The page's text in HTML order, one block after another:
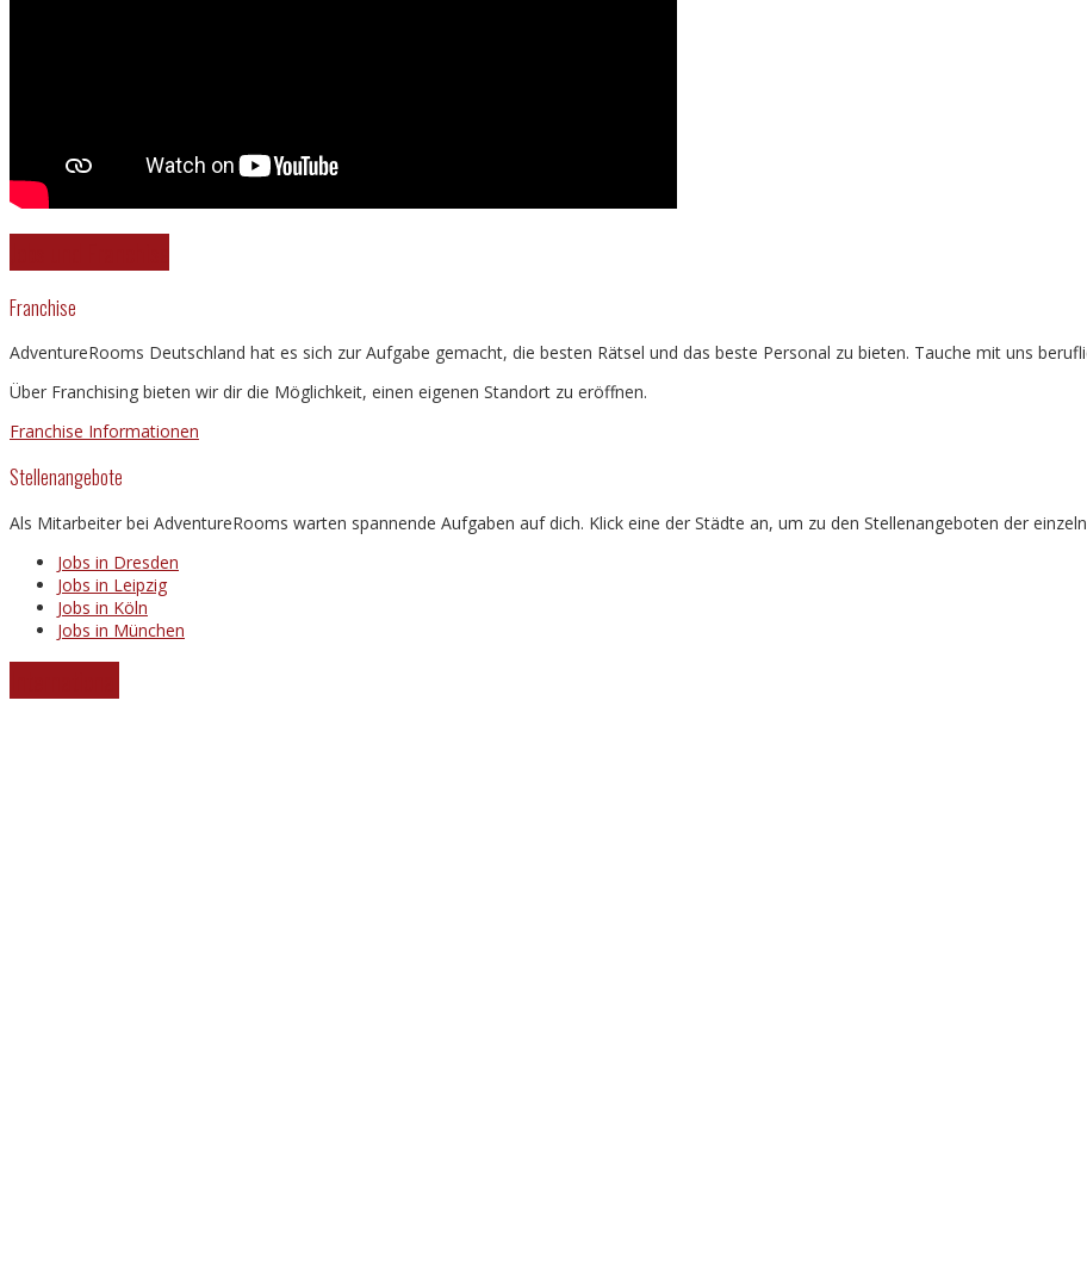
Franchise
AdventureRooms Deutschland hat es sich zur Aufgabe gemacht, die besten Rätsel und das beste Personal zu bieten. Tauche mit uns
Über Franchising bieten wir dir die Möglichkeit, einen eigenen Standort zu eröffnen.
Franchise Informationen
Stellenangebote
Als Mitarbeiter bei AdventureRooms warten spannende Aufgaben auf dich. Klick eine der Städte an, um zu den Stellenangeboten der
Jobs in Dresden
Jobs in Leipzig
Jobs in Köln
Jobs in München